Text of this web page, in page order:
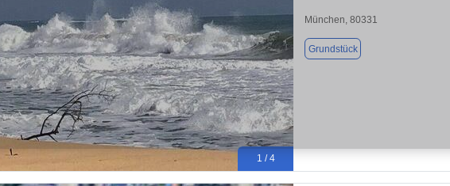
1 / 4
München, 80331
Grundstück